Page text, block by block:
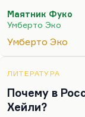
открывают, что
построенная
стоящая
Но Умберто
этом. Это
человека,
Маятник Фуко
Умберто Эко
Умберто Эко
ЛИТЕРАТУРА
Почему в
Хейли?